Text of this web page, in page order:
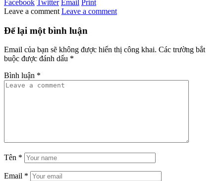
Facebook Twitter Email
Print
Leave a comment Leave a comment
Để lại một bình luận
Email của bạn sẽ không được hiển thị công khai. Các trường bắt
buộc được đánh dấu *
Bình luận *
Tên *
Email *